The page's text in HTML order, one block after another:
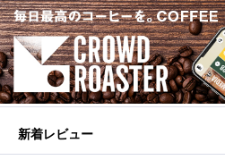
新着レビュー